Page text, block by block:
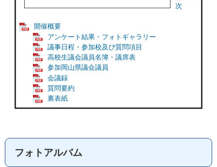
次
開催概要
アンケート結果・フォトギャラリー
議事日程・参加校及び質問項目
高校生議会議員名簿・議席表
参加岡山県議会議員
会議録
質問要約
裏表紙
フォトアルバム